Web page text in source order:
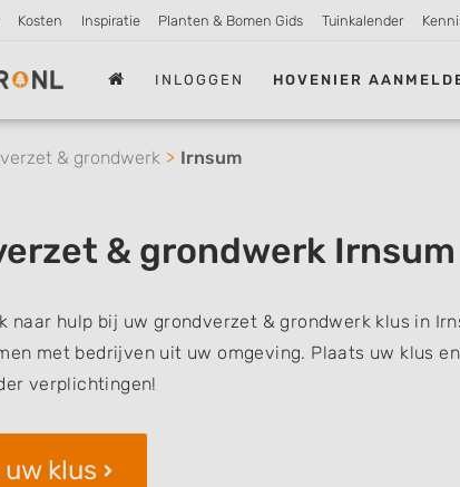
Kosten Inspiratie Planten & Bomen Gids Tuinkalender
INLOGGEN HOVENIER
& grondwerk Irnsum
& grondwerk Irnsum
naar hulp bij uw grondverzet & grondwerk klus in
met bedrijven uit uw omgeving. Plaats uw klus
verplichtingen!
uw klus